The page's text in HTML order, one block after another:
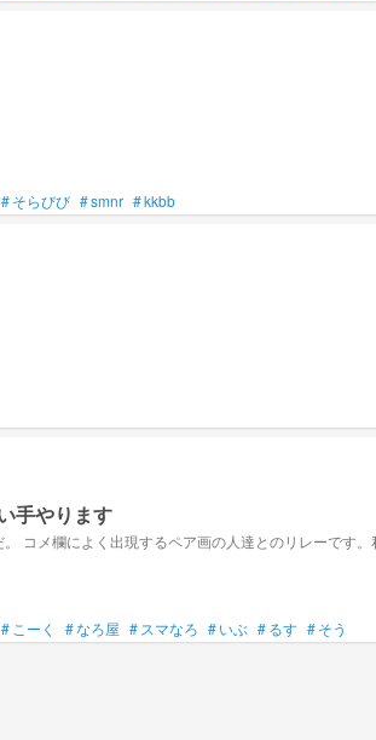
#そらびび #smnr #kkbb
手やります
めんどくさいことは嫌い。でも 歌い手には興味があったんだ。 コメ欄によく出現
# こーく #なろ屋 # スマなろ #いぶ #るす #そう